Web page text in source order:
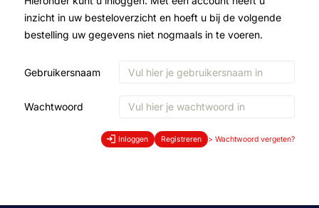
inzicht in uw besteloverzicht en hoeft u bij de volgende
bestelling uw gegevens niet nogmaals in te voeren.
Gebruikersnaam
Wachtwoord
Inloggen Registreren > Wachtwoord vergeten?